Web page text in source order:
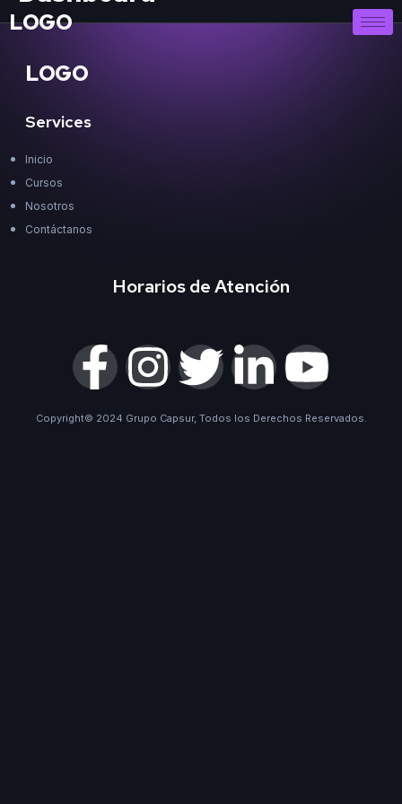
LOGO
LOGO
Services
Inicio
Cursos
Nosotros
Contáctanos
Horarios de Atención
Copyright© 2024 Grupo Capsur, Todos los Derechos Reservados.